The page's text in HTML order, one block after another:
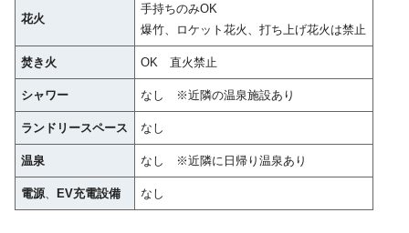
花火
手持ちのみOK
爆竹、ロケット花火、打ち上げ花火は禁止
焚き火 OK 直火禁止
シャワー なし ※近隣の温泉施設あり
ランドリースペース なし
温泉 なし ※近隣に日帰り温泉あり
電源 、EV充電設備 なし